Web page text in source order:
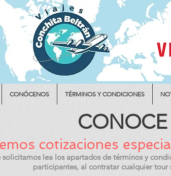
CONÓCENOS TÉRMINOS Y CONDICIONES
CONOCE
cotizaciones
solicitamos lea los apartados de términos y
participantes, al contratar cualquier tour